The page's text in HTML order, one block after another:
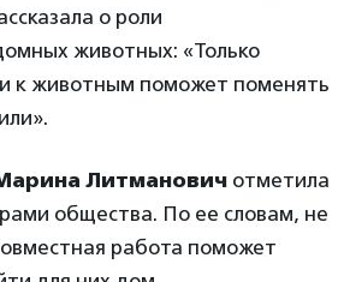
о роли
животных: «Только
к животным поможет поменять
Литманович отметила
общества. По ее словам, не
работа поможет